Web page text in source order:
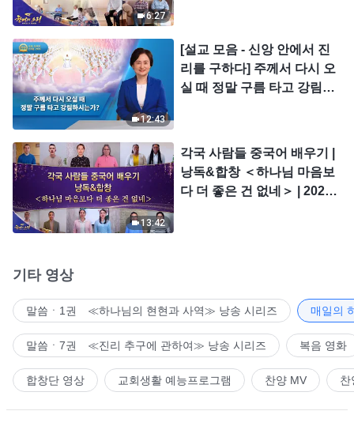
6:27
12:43
[설교 모음 - 신앙 안에서 진
리를 구하다] 주께서 다시 오
실 때 정말 구름 타고 강림하
13:42
각국 사람들 중국어 배우기 |
낭독&합창 ＜하나님 마음보
다 더 좋은 건 없네＞ | 2026
기타 영상
말씀ㆍ1권 ≪하나님의 현현과 사역≫ 낭송 시리즈 매일의
말씀ㆍ7권 ≪진리 추구에 관하여≫ 낭송 시리즈 복음 영화
합창단 영상 교회생활 예능프로그램 찬양 MV 찬